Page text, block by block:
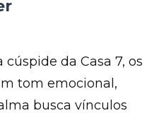
da Casa 7, os
tom emocional,
busca vínculos